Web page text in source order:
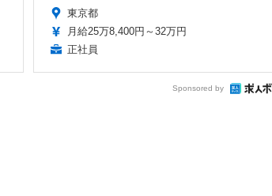
東京都
月給25万8,400円～32万円
正社員
Sponsored by